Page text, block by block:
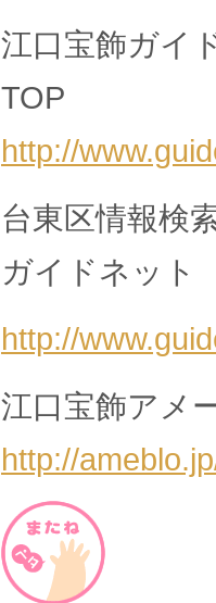
江口宝飾ガイ
TOP
http://
台東区情報検
ガイドネット
http://
江口宝飾アメ
http://